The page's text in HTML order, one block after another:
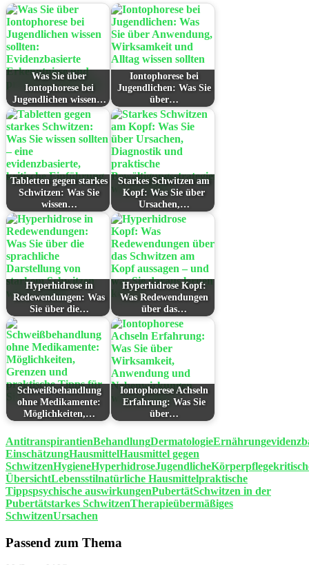
Was Sie über
Iontophorese bei
Jugendlichen wissen…
Iontophorese bei
Jugendlichen: Was Sie
über…
Tabletten gegen starkes
Schwitzen: Was Sie
wissen…
Starkes Schwitzen am
Kopf: Was Sie über
Ursachen,…
Hyperhidrose in
Redewendungen: Was
Sie über die…
Hyperhidrose Kopf:
Was Redewendungen
über das…
Schweißbehandlung
ohne Medikamente:
Möglichkeiten,…
Iontophorese Achseln
Erfahrung: Was Sie
über…
AntitranspirantienBehandlungDermatologieErnährung
EinschätzungHausmittelHausmittel gegen
SchwitzenHygieneHyperhidroseJugendlicheKörperpflege
ÜbersichtLebensstilnatürliche Hausmittelpraktische
Tippspsychische auswirkungenPubertätSchwitzen in der
Pubertätstarkes SchwitzenTherapieübermäßiges
SchwitzenUrsachen
Passend zum Thema